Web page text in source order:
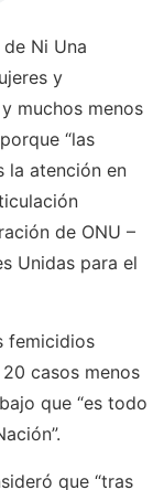
Ni Una
y
muchos menos
“las
la atención en
de ONU –
Unidas para el
femicidios
casos menos
que “es todo
que “tras